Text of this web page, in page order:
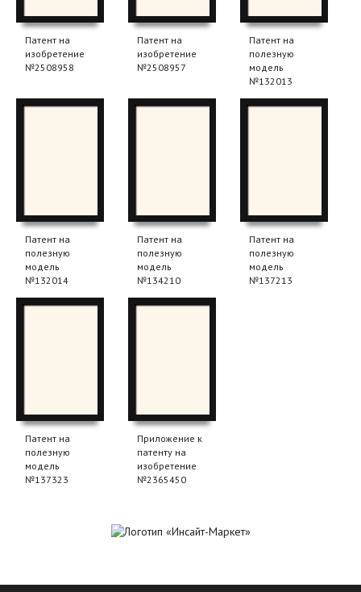
Патент на
изобретение
№2508958
Патент на
изобретение
№2508957
Патент на
полезную
модель
№132013
Патент на
полезную
модель
№132014
Патент на
полезную
модель
№134210
Патент на
полезную
модель
№137213
Патент на
полезную
модель
№137323
Приложение к
патенту на
изобретение
№2365450